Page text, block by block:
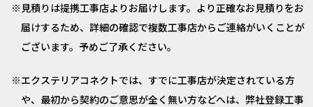
見積りは提携工事店よりお届けします。より正確なお見積りをお
届けするため、詳細の確認で複数工事店からご連絡がいくことが
ございます。予めご了承ください。
エクステリアコネクトでは、すでに工事店が決定されている方
や、最初から契約のご意思が全く無い方などへは、弊社登録工事